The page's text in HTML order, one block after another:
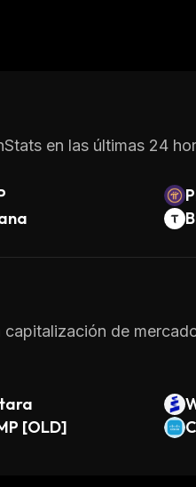
en las últimas 24
de
[OLD]